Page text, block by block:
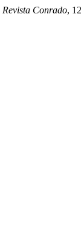
Revista Conrado,